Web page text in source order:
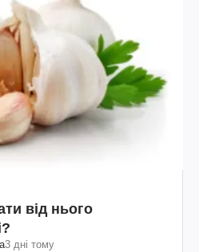
від нього
3 дні тому